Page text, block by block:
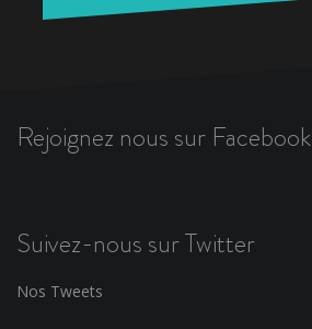
Rejoignez nous sur Facebook
Suivez-nous sur Twitter
Nos Tweets